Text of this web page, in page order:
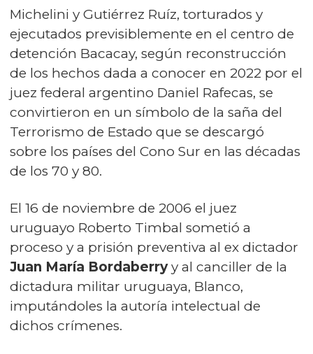
Michelini y Gutiérrez Ruíz, torturados y
ejecutados previsiblemente en el centro de
detención Bacacay, según reconstrucción
de los hechos dada a conocer en 2022 por el
juez federal argentino Daniel Rafecas, se
convirtieron en un símbolo de la saña del
Terrorismo de Estado que se descargó
sobre los países del Cono Sur en las décadas
de los 70 y 80.
El 16 de noviembre de 2006 el juez
uruguayo Roberto Timbal sometió a
proceso y a prisión preventiva al ex dictador
Juan María Bordaberryy al canciller de la
dictadura militar uruguaya, Blanco,
imputándoles la autoría intelectual de
dichos crímenes.